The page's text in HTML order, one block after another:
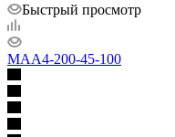
Быстрый просмотр
MAA4-200-45-100